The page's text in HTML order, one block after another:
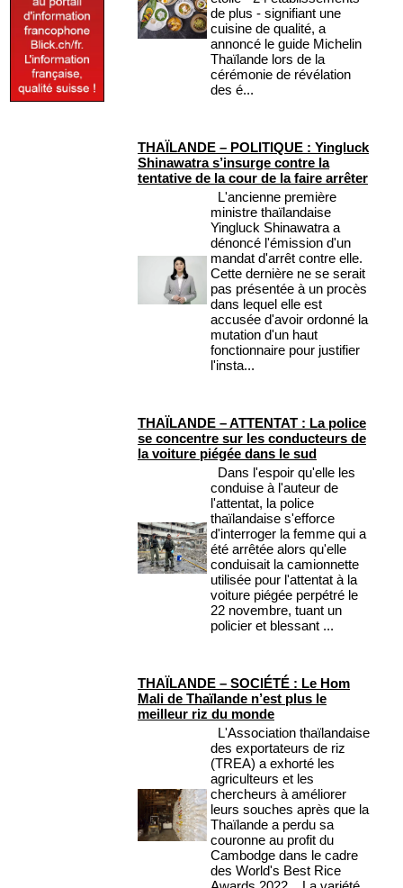
de plus - signifiant une
cuisine de qualité, a
annoncé le guide Michelin
Thaïlande lors de la
cérémonie de révélation
des é...
THAÏLANDE – POLITIQUE : Yingluck
Shinawatra s’insurge contre la
tentative de la cour de la faire arrêter
L'ancienne première
ministre thaïlandaise
Yingluck Shinawatra a
dénoncé l'émission d'un
mandat d'arrêt contre elle.
Cette dernière ne se serait
pas présentée à un procès
dans lequel elle est
accusée d'avoir ordonné la
mutation d'un haut
fonctionnaire pour justifier
l'insta...
THAÏLANDE – ATTENTAT : La police
se concentre sur les conducteurs de
la voiture piégée dans le sud
Dans l'espoir qu'elle les
conduise à l'auteur de
l'attentat, la police
thaïlandaise s'efforce
d'interroger la femme qui a
été arrêtée alors qu'elle
conduisait la camionnette
utilisée pour l'attentat à la
voiture piégée perpétré le
22 novembre, tuant un
policier et blessant ...
THAÏLANDE – SOCIÉTÉ : Le Hom
Mali de Thaïlande n’est plus le
meilleur riz du monde
L'Association thaïlandaise
des exportateurs de riz
(TREA) a exhorté les
agriculteurs et les
chercheurs à améliorer
leurs souches après que la
Thaïlande a perdu sa
couronne au profit du
Cambodge dans le cadre
des World's Best Rice